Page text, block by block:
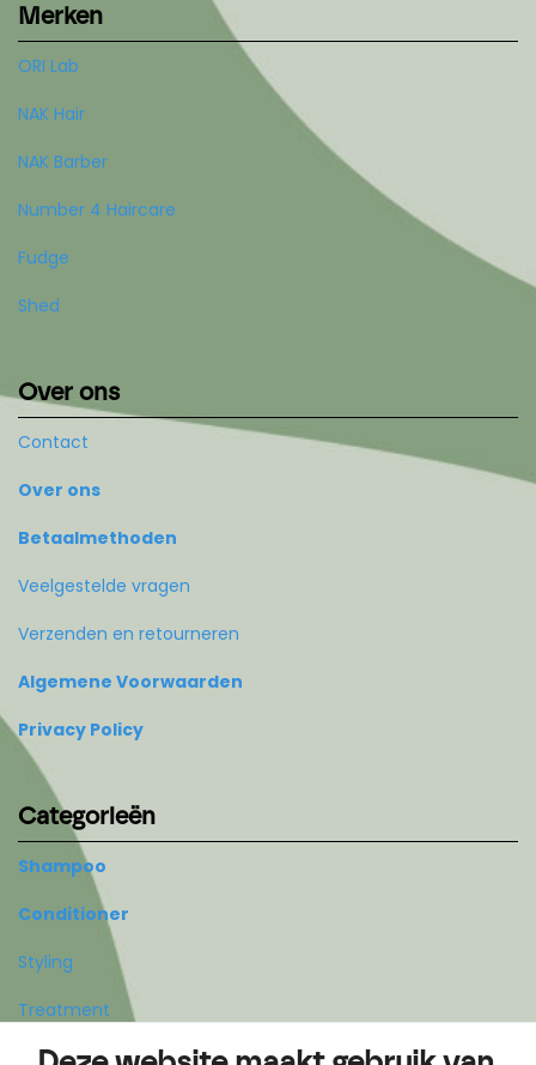
Merken
ORI Lab
NAK Hair
NAK Barber
Number 4 Haircare
Fudge
Shed
Over ons
Contact
Over ons
Betaalmethoden
Veelgestelde vragen
Verzenden en retourneren
Algemene Voorwaarden
Privacy Policy
Categorieën
Shampoo
Conditioner
Styling
Treatment
Body